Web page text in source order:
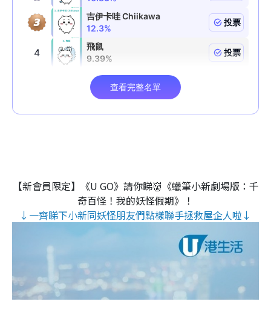
【新會員限定】《U GO》請你睇👹《蠟筆小新劇場版：千
奇百怪！我的妖怪假期》！
↓一齊睇下小新同妖怪朋友們點樣聯手拯救屋企人啦↓